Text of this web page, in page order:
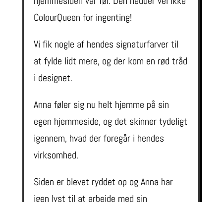
ColourQueen for ingenting!
Vi fik nogle af hendes signaturfarver til
at fylde lidt mere, og der kom en rød tråd
i designet.
Anna føler sig nu helt hjemme på sin
egen hjemmeside, og det skinner tydeligt
igennem, hvad der foregår i hendes
virksomhed.
Siden er blevet ryddet op og Anna har
igen lyst til at arbejde med sin